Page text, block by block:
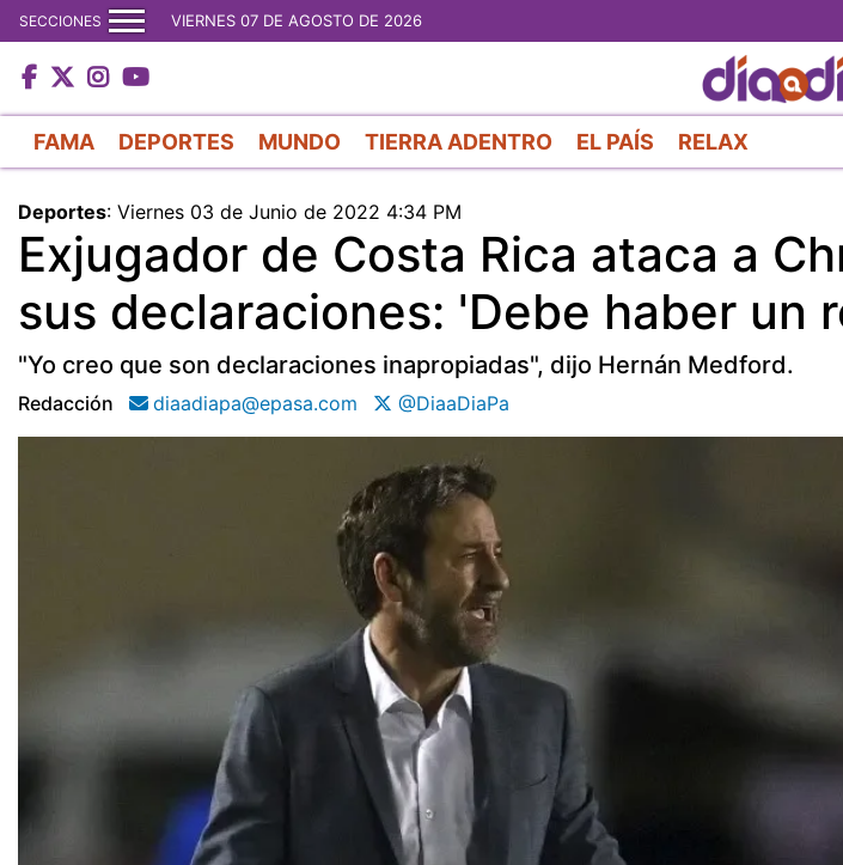
al
SECCIONES VIERNES 07 DE AGOSTO DE 2026
FAMA DEPORTES MUNDO TIERRA ADENTRO EL PAÍS RELAX
Deportes: Viernes 03 de Junio de 2022 4:34 PM
Exjugador de Costa Rica ataca a
sus declaraciones: 'Debe haber un
"Yo creo que son declaraciones inapropiadas", dijo Hernán Medford.
Redacción diaadiapa@epasa.com @DiaaDiaPa